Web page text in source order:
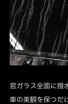
窓ガラス全面に撥
車の美観を保つだ